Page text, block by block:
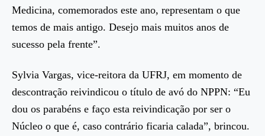
Medicina, comemorados este ano, representam o que
temos de mais antigo. Desejo mais muitos anos de
sucesso pela frente”.
Sylvia Vargas, vice-reitora da UFRJ, em momento de
descontração reivindicou o título de avó do NPPN: “Eu
dou os parabéns e faço esta reivindicação por ser o
Núcleo o que é, caso contrário ficaria calada”, brincou.